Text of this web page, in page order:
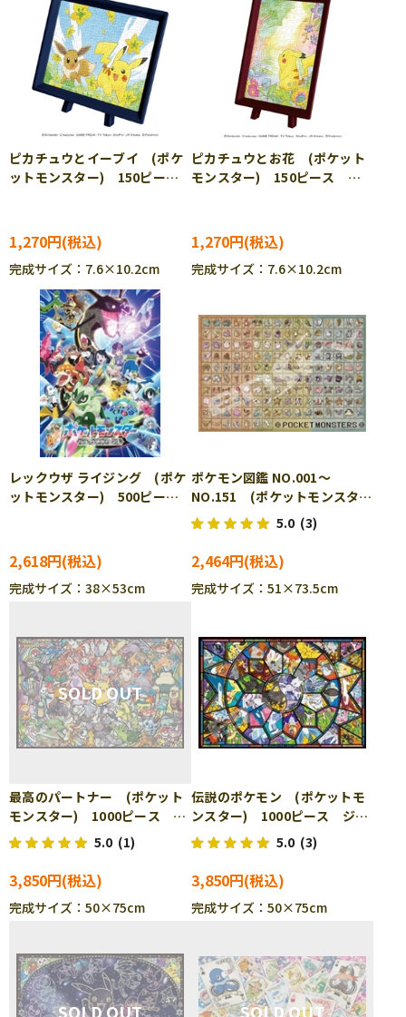
ピカチュウとイーブイ (ポケ
ットモンスター) 150ピー
1,270円
完成サイズ：7.6×10.2cm
ピカチュウとお花 (ポケット
モンスター) 150ピース ジ
1,270円
完成サイズ：7.6×10.2cm
レックウザ ライジング (ポケ
ットモンスター) 500ピー
2,618円
完成サイズ：38×53cm
ポケモン図鑑 NO.001～
NO.151 (ポケットモンスタ
ー) 1000ピース ジグソーパ
ズル ENS-1000T-31 ［CP-
PO］
5.0 (3)
2,464円
完成サイズ：51×73.5cm
最高のパートナー (ポケット
モンスター) 1000ピース ジ
グソーパズル ENS-1000-
AC010 ［CP-PO］
5.0 (1)
3,850円
完成サイズ：50×75cm
伝説のポケモン (ポケットモ
ンスター) 1000ピース ジグ
ソーパズル ENS-1000-
AC011 ［CP-PO］
5.0 (3)
3,850円
完成サイズ：50×75cm